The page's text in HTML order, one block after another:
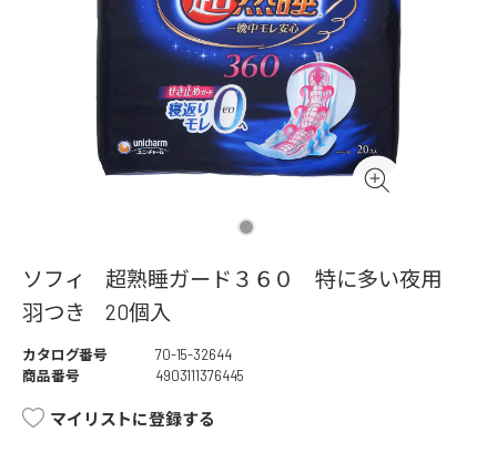
ソフィ 超熟睡ガード３６０ 特に多い夜用
羽つき 20個入
カタログ番号
70-15-32644
商品番号
4903111376445
マイリストに登録する